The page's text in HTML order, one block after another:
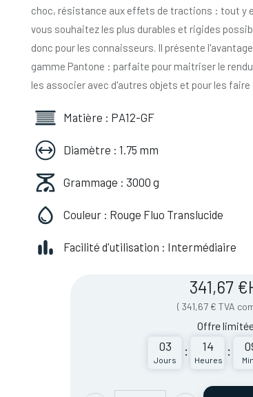
choc, résistance aux effets de tractions : tout y
vous souhaitez les plus durables et rigides
donc pour les connaisseurs. Il présente
gamme Pantone : parfaite pour maitriser le
les associer avec d'autres objets et pour les faire
Matière : PA12-GF
Diamètre : 1.75 mm
Grammage : 3000 g
Couleur : Rouge Fluo Translucide
Facilité d'utilisation : Intermédiaire
341,67€
(341,67 € TVA
Offre
03
Jours
: 14
Heures
: